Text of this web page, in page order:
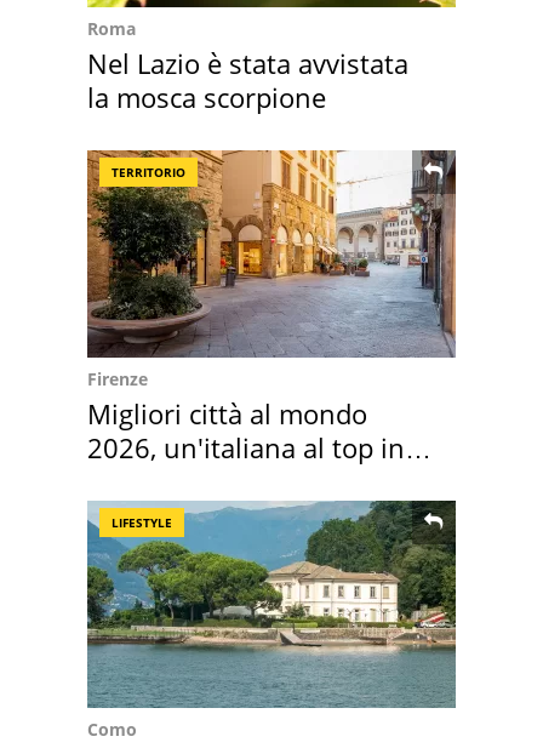
Roma
Nel Lazio è stata avvistata
la mosca scorpione
TERRITORIO
Firenze
Migliori città al mondo
2026, un'italiana al top in
LIFESTYLE
Como